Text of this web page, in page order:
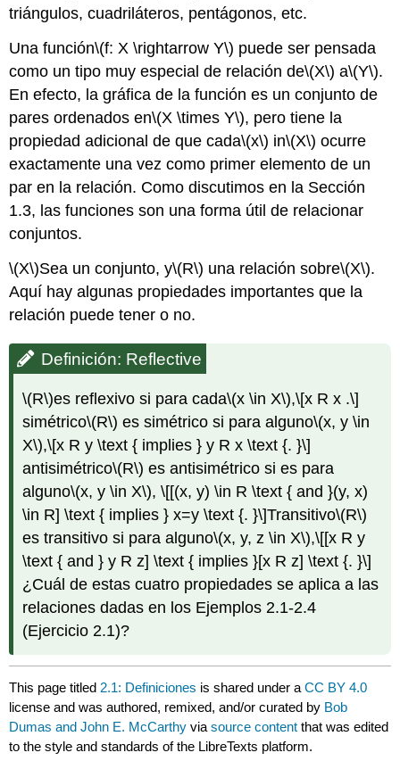
triángulos, cuadriláteros, pentágonos, etc.
Una función\(f: X \rightarrow Y\) puede ser pensada
como un tipo muy especial de relación de\(X\) a\(Y\).
En efecto, la gráfica de la función es un conjunto de
pares ordenados en\(X \times Y\), pero tiene la
propiedad adicional de que cada\(x\) in\(X\) ocurre
exactamente una vez como primer elemento de un
par en la relación. Como discutimos en la Sección
1.3, las funciones son una forma útil de relacionar
conjuntos.
\(X\)Sea un conjunto, y\(R\) una relación sobre\(X\).
Aquí hay algunas propiedades importantes que la
relación puede tener o no.
Definición: Reflective
\(R\)es reflexivo si para cada\(x \in X\),\[x R x .\]
simétrico\(R\) es simétrico si para alguno\(x, y \in
X\),\[x R y \text { implies } y R x \text {. }\]
antisimétrico\(R\) es antisimétrico si es para
alguno\(x, y \in X\),\[[(x, y) \in R \text { and }(y, x)
\in R] \text { implies } x=y \text {. }\]Transitivo\(R\)
es transitivo si para alguno\(x, y, z \in X\),\[[x R y
\text { and } y R z] \text { implies }[x R z] \text {. }\]
¿Cuál de estas cuatro propiedades se aplica a las
relaciones dadas en los Ejemplos 2.1-2.4
(Ejercicio 2.1)?
This page titled 2.1: Definiciones is shared under aCC BY 4.0
license and was authored, remixed, and/or curated by Bob
Dumas and John E. McCarthy viasource content that was edited
to the style and standards of the LibreTexts platform.